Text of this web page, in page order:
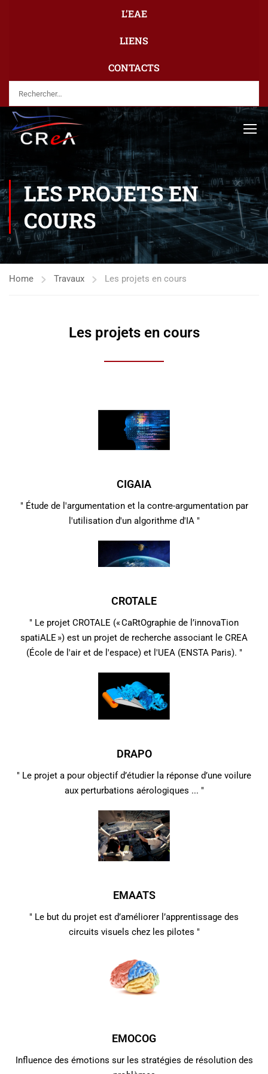
L’EAE
LIENS
CONTACTS
LES PROJETS EN
COURS
Home Travaux Les projets en cours
Les projets en cours
CIGAIA
" Étude de l'argumentation et la contre-argumentation par
l'utilisation d'un algorithme d'IA "
CROTALE
" Le projet CROTALE (« CaRtOgraphie de l’innovaTion
spatiALE ») est un projet de recherche associant le CREA
(École de l'air et de l'espace) et l'UEA (ENSTA Paris). "
DRAPO
" Le projet a pour objectif d’étudier la réponse d’une voilure
aux perturbations aérologiques ... "
EMAATS
" Le but du projet est d’améliorer l’apprentissage des
circuits visuels chez les pilotes "
EMOCOG
Influence des émotions sur les stratégies de résolution des